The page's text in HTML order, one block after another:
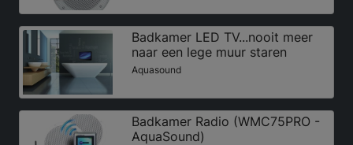
Badkamer LED TV...nooit meer
naar een lege muur staren
Aquasound
Badkamer Radio (WMC75PRO -
AquaSound)